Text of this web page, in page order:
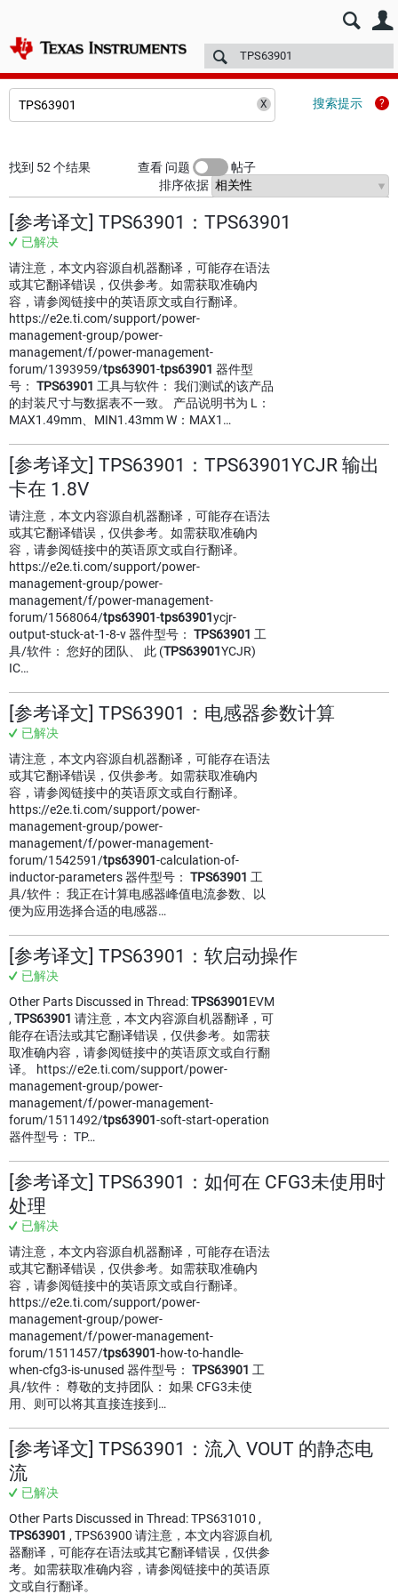
E2E™ 中文设计支持 > 技术文章 TI 培训
搜索提示
找到 52 个结果 查看 问题
帖子
排序依据
[参考译文] TPS63901：TPS63901
已解决
请注意，本文内容源自机器翻译，可能存在语法
或其它翻译错误，仅供参考。如需获取准确内
容，请参阅链接中的英语原文或自行翻译。
https://e2e.ti.com/support/power-
management-group/power-
management/f/power-management-
forum/1393959/tps63901-tps63901 器件型
号： TPS63901 工具与软件： 我们测试的该产品
的封装尺寸与数据表不一致。 产品说明书为 L：
MAX1.49mm、MIN1.43mm W：MAX1…
[参考译文] TPS63901：TPS63901YCJR 输出
卡在 1.8V
请注意，本文内容源自机器翻译，可能存在语法
或其它翻译错误，仅供参考。如需获取准确内
容，请参阅链接中的英语原文或自行翻译。
https://e2e.ti.com/support/power-
management-group/power-
management/f/power-management-
forum/1568064/tps63901-tps63901ycjr-
output-stuck-at-1-8-v 器件型号： TPS63901 工
具/软件： 您好的团队、 此 (TPS63901YCJR)
IC…
[参考译文] TPS63901：电感器参数计算
已解决
请注意，本文内容源自机器翻译，可能存在语法
或其它翻译错误，仅供参考。如需获取准确内
容，请参阅链接中的英语原文或自行翻译。
https://e2e.ti.com/support/power-
management-group/power-
management/f/power-management-
forum/1542591/tps63901-calculation-of-
inductor-parameters 器件型号： TPS63901 工
具/软件： 我正在计算电感器峰值电流参数、以
便为应用选择合适的电感器…
[参考译文] TPS63901：软启动操作
已解决
Other Parts Discussed in Thread:TPS63901EVM
, TPS63901 请注意，本文内容源自机器翻译，可
能存在语法或其它翻译错误，仅供参考。如需获
取准确内容，请参阅链接中的英语原文或自行翻
译。 https://e2e.ti.com/support/power-
management-group/power-
management/f/power-management-
forum/1511492/tps63901-soft-start-operation
器件型号： TP…
[参考译文] TPS63901：如何在 CFG3未使用时
处理
已解决
请注意，本文内容源自机器翻译，可能存在语法
或其它翻译错误，仅供参考。如需获取准确内
容，请参阅链接中的英语原文或自行翻译。
https://e2e.ti.com/support/power-
management-group/power-
management/f/power-management-
forum/1511457/tps63901-how-to-handle-
when-cfg3-is-unused 器件型号： TPS63901 工
具/软件： 尊敬的支持团队： 如果 CFG3未使
用、则可以将其直接连接到…
[参考译文] TPS63901：流入 VOUT 的静态电
流
已解决
Other Parts Discussed in Thread: TPS631010 ,
TPS63901 , TPS63900 请注意，本文内容源自机
器翻译，可能存在语法或其它翻译错误，仅供参
考。如需获取准确内容，请参阅链接中的英语原
文或自行翻译。